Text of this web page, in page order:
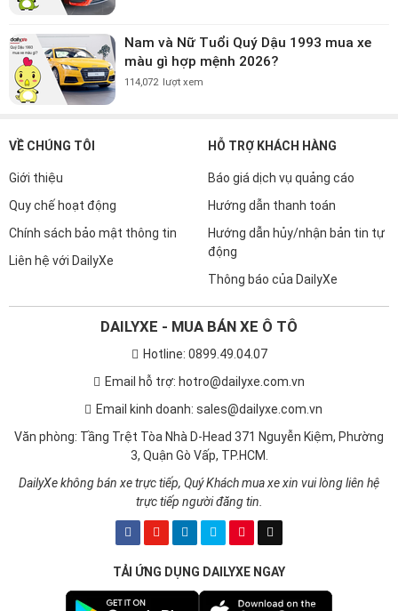
Nam và Nữ Tuổi Quý Dậu 1993 mua xe
màu gì hợp mệnh 2026?
114,072 lượt xem
VỀ CHÚNG TÔI
Giới thiệu
Quy chế hoạt động
Chính sách bảo mật thông tin
Liên hệ với DailyXe
HỖ TRỢ KHÁCH HÀNG
Báo giá dịch vụ quảng cáo
Hướng dẫn thanh toán
Hướng dẫn hủy/nhận bản tin tự
động
Thông báo của DailyXe
DAILYXE - MUA BÁN XE Ô TÔ
Hotline: 0899.49.04.07
Email hỗ trợ: hotro@dailyxe.com.vn
Email kinh doanh: sales@dailyxe.com.vn
Văn phòng: Tầng Trệt Tòa Nhà D-Head 371 Nguyễn Kiệm, Phường
3, Quận Gò Vấp, TP.HCM.
DailyXe không bán xe trực tiếp, Quý Khách mua xe xin vui lòng liên hệ
trực tiếp người đăng tin.
TẢI ỨNG DỤNG DAILYXE NGAY